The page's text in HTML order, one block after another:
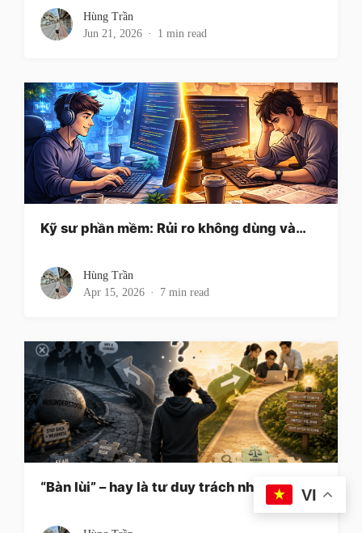
Hùng Trần
Jun 21, 2026
1 min read
Kỹ sư phần mềm: Rủi ro không dùng và…
Hùng Trần
Apr 15, 2026
7 min read
“Bàn lùi” – hay là tư duy trách nhiệm… VI